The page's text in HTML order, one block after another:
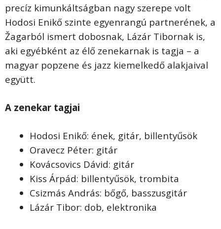
precíz kimunkáltságban nagy szerepe volt
Hodosi Enikő szinte egyenrangú partnerének, a
Žagarból ismert dobosnak, Lázár Tibornak is,
aki egyébként az élő zenekarnak is tagja – a
magyar popzene és jazz kiemelkedő alakjaival
együtt.
A zenekar tagjai
Hodosi Enikő: ének, gitár, billentyűsök
Oravecz Péter: gitár
Kovácsovics Dávid: gitár
Kiss Árpád: billentyűsök, trombita
Csizmás András: bőgő, basszusgitár
Lázár Tibor: dob, elektronika